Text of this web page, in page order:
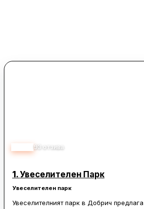
93 отзива
1. Увеселителен Парк
Увеселителен парк
Увеселителният парк в Добрич